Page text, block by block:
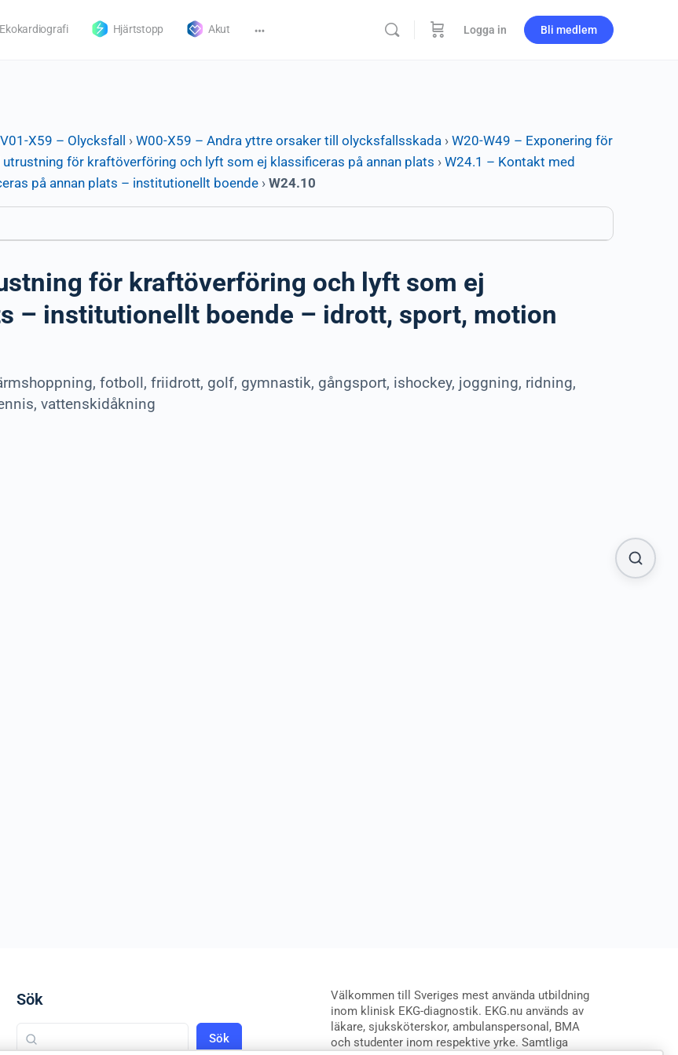
Ekokardiografi Hjärtstopp Akut Logga in Bli medlem
V01-X59 – Olycksfall › W00-X59 – Andra yttre orsaker till olycksfallsskada › W20-W49 – Exponering för
för kraftöverföring och lyft som ej klassificeras på annan plats › W24.1 – Kontakt med
på annan plats – institutionellt boende › W24.10
för kraftöverföring och lyft som ej
– institutionellt boende – idrott, sport, motion
fotboll, friidrott, golf, gymnastik, gångsport, ishockey, joggning, ridning,
vattenskidåkning
Sök
Sök
Välkommen till Sveriges mest använda utbildning
inom klinisk EKG-diagnostik. EKG.nu används av
läkare, sjuksköterskor, ambulanspersonal, BMA
och studenter inom respektive yrke. Samtliga